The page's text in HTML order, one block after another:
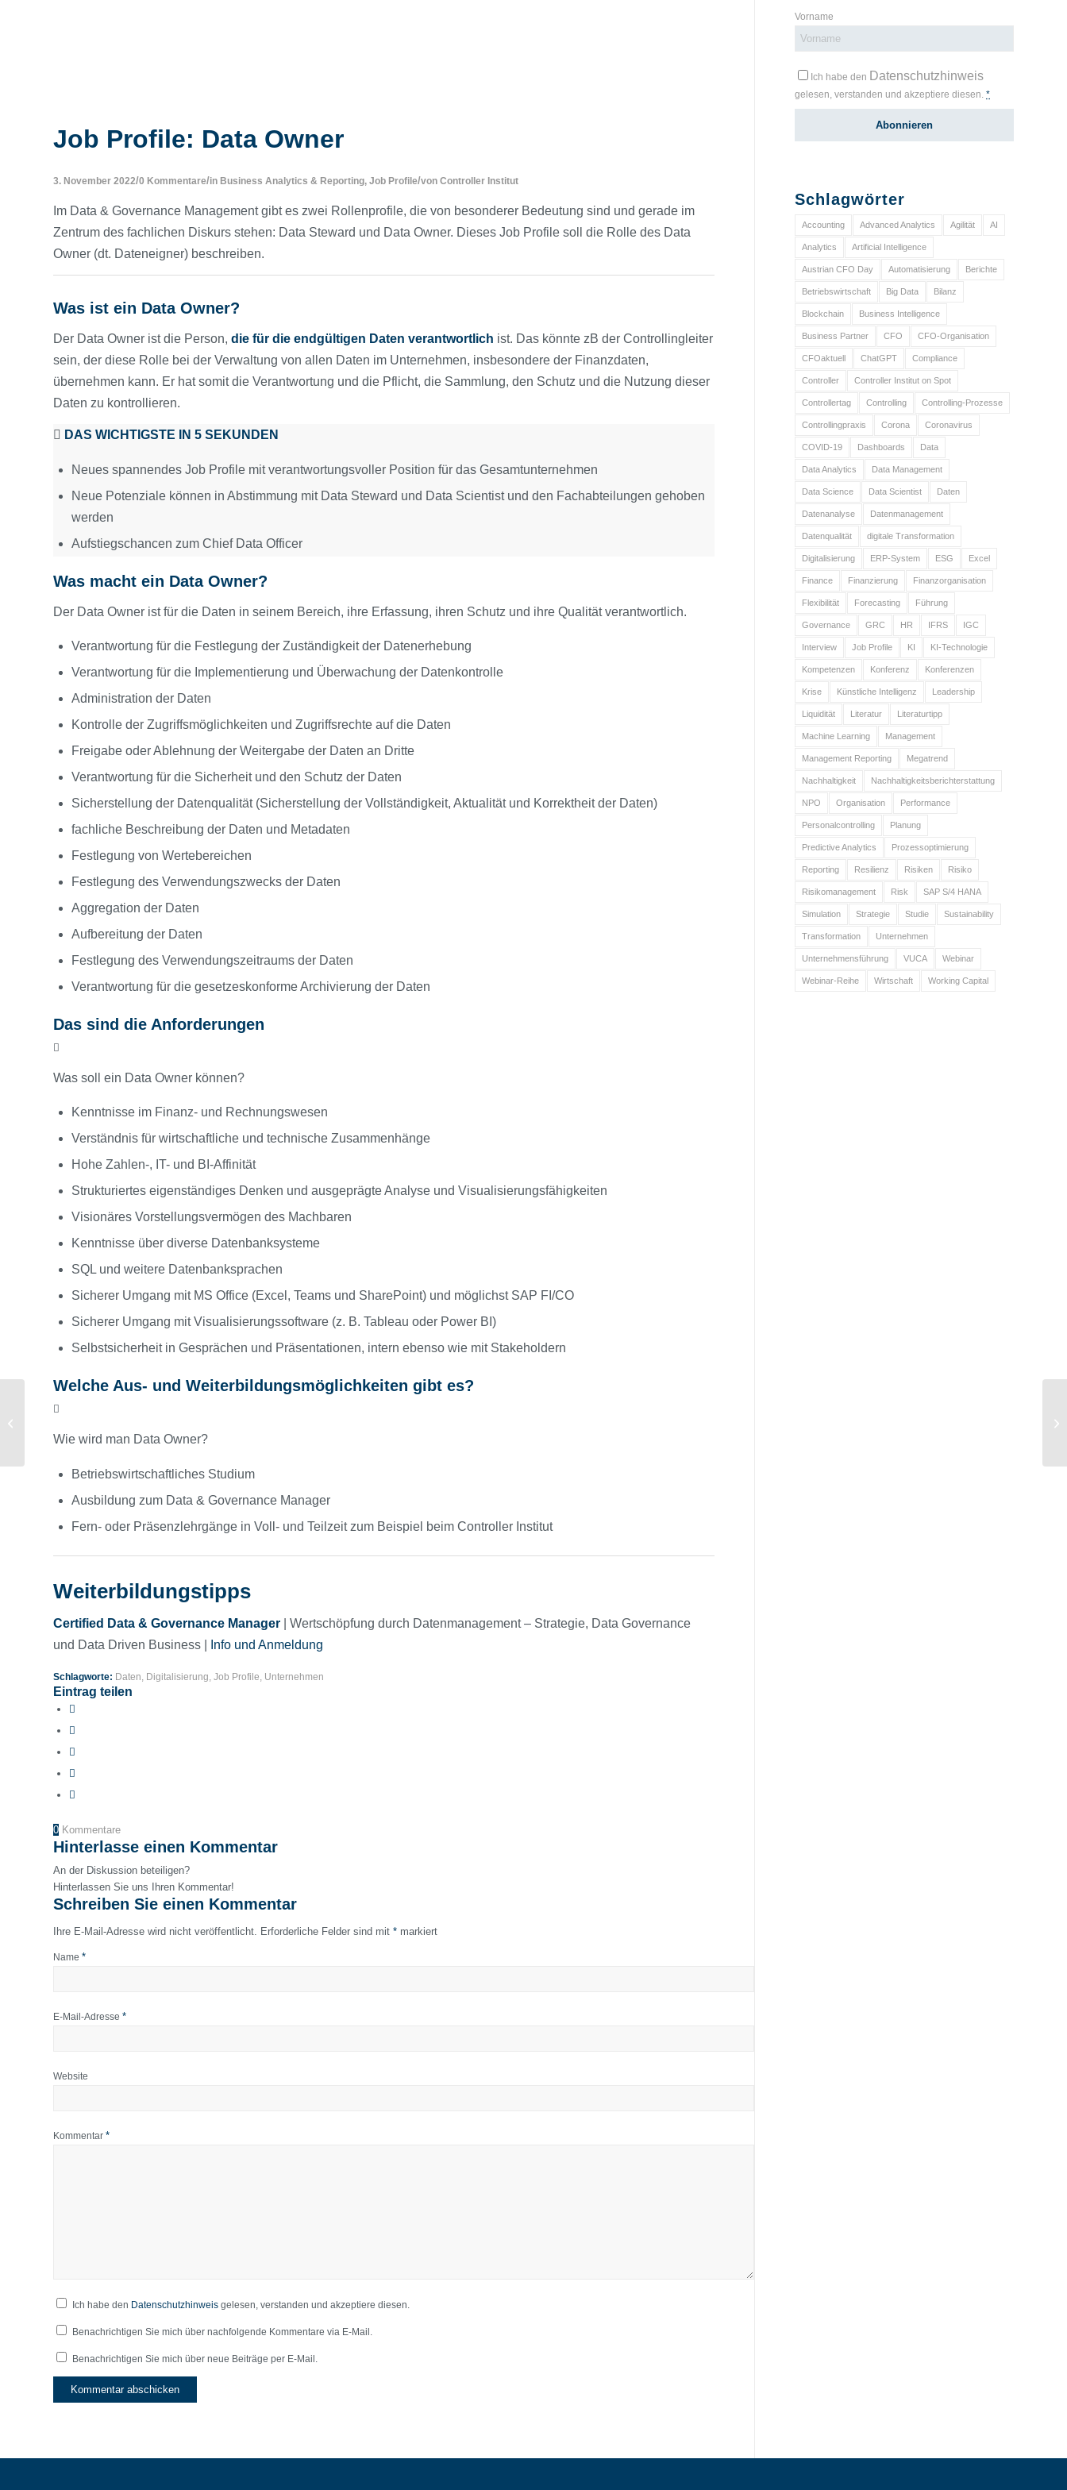
Job Profile: Data Owner
3. November 2022/0 Kommentare/in Business Analytics & Reporting, Job Profile/von Controller Institut
Im Data & Governance Management gibt es zwei Rollenprofile, die von besonderer Bedeutung sind und gerade im
Zentrum des fachlichen Diskurs stehen: Data Steward und Data Owner. Dieses Job Profile soll die Rolle des Data
Owner (dt. Dateneigner) beschreiben.
Was ist ein Data Owner?
Der Data Owner ist die Person, die für die endgültigen Daten verantwortlich ist. Das könnte zB der Controllingleiter
sein, der diese Rolle bei der Verwaltung von allen Daten im Unternehmen, insbesondere der Finanzdaten,
übernehmen kann. Er hat somit die Verantwortung und die Pflicht, die Sammlung, den Schutz und die Nutzung dieser
Daten zu kontrollieren.
DAS WICHTIGSTE IN 5 SEKUNDEN
Neues spannendes Job Profile mit verantwortungsvoller Position für das Gesamtunternehmen
Neue Potenziale können in Abstimmung mit Data Steward und Data Scientist und den Fachabteilungen gehoben
werden
Aufstiegschancen zum Chief Data Officer
Was macht ein Data Owner?
Der Data Owner ist für die Daten in seinem Bereich, ihre Erfassung, ihren Schutz und ihre Qualität verantwortlich.
Verantwortung für die Festlegung der Zuständigkeit der Datenerhebung
Verantwortung für die Implementierung und Überwachung der Datenkontrolle
Administration der Daten
Kontrolle der Zugriffsmöglichkeiten und Zugriffsrechte auf die Daten
Freigabe oder Ablehnung der Weitergabe der Daten an Dritte
Verantwortung für die Sicherheit und den Schutz der Daten
Sicherstellung der Datenqualität (Sicherstellung der Vollständigkeit, Aktualität und Korrektheit der Daten)
fachliche Beschreibung der Daten und Metadaten
Festlegung von Wertebereichen
Festlegung des Verwendungszwecks der Daten
Aggregation der Daten
Aufbereitung der Daten
Festlegung des Verwendungszeitraums der Daten
Verantwortung für die gesetzeskonforme Archivierung der Daten
Das sind die Anforderungen
Was soll ein Data Owner können?
Kenntnisse im Finanz- und Rechnungswesen
Verständnis für wirtschaftliche und technische Zusammenhänge
Hohe Zahlen-, IT- und BI-Affinität
Strukturiertes eigenständiges Denken und ausgeprägte Analyse und Visualisierungsfähigkeiten
Visionäres Vorstellungsvermögen des Machbaren
Kenntnisse über diverse Datenbanksysteme
SQL und weitere Datenbanksprachen
Sicherer Umgang mit MS Office (Excel, Teams und SharePoint) und möglichst SAP FI/CO
Sicherer Umgang mit Visualisierungssoftware (z. B. Tableau oder Power BI)
Selbstsicherheit in Gesprächen und Präsentationen, intern ebenso wie mit Stakeholdern
Welche Aus- und Weiterbildungsmöglichkeiten gibt es?
Wie wird man Data Owner?
Betriebswirtschaftliches Studium
Ausbildung zum Data & Governance Manager
Fern- oder Präsenzlehrgänge in Voll- und Teilzeit zum Beispiel beim Controller Institut
Weiterbildungstipps
Certified Data & Governance Manager | Wertschöpfung durch Datenmanagement – Strategie, Data Governance
und Data Driven Business |
Info und Anmeldung
Schlagworte: Daten Digitalisierung Job Profile Unternehmen
Eintrag teilen
0 Kommentare
Hinterlasse einen Kommentar
An der Diskussion beteiligen?
Hinterlassen Sie uns Ihren Kommentar!
Schreiben Sie einen Kommentar
Ihre E-Mail-Adresse wird nicht veröffentlicht. Erforderliche Felder sind mit * markiert
Name *
E-Mail-Adresse *
Website
Kommentar *
Ich habe den Datenschutzhinweis gelesen, verstanden und akzeptiere diesen.
Benachrichtigen Sie mich über nachfolgende Kommentare via E-Mail.
Benachrichtigen Sie mich über neue Beiträge per E-Mail.
Vorname
Ich habe den Datenschutzhinweis
gelesen, verstanden und akzeptiere diesen.*
Schlagwörter
Accounting Advanced Analytics Agilität AI
Analytics Artificial Intelligence
Austrian CFO Day Automatisierung Berichte
Betriebswirtschaft Big Data Bilanz
Blockchain Business Intelligence
Business Partner CFO CFO-Organisation
CFOaktuell ChatGPT Compliance
Controller Controller Institut on Spot
Controllertag Controlling Controlling-Prozesse
Controllingpraxis Corona Coronavirus
COVID-19 Dashboards Data
Data Analytics Data Management
Data Science Data Scientist Daten
Datenanalyse Datenmanagement
Datenqualität digitale Transformation
Digitalisierung ERP-System ESG Excel
Finance Finanzierung Finanzorganisation
Flexibilität Forecasting Führung
Governance GRC HR IFRS IGC
Interview Job Profile KI KI-Technologie
Kompetenzen Konferenz Konferenzen
Krise Künstliche Intelligenz Leadership
Liquidität Literatur Literaturtipp
Machine Learning Management
Management Reporting Megatrend
Nachhaltigkeit Nachhaltigkeitsberichterstattung
NPO Organisation Performance
Personalcontrolling Planung
Predictive Analytics Prozessoptimierung
Reporting Resilienz Risiken Risiko
Risikomanagement Risk SAP S/4 HANA
Simulation Strategie Studie Sustainability
Transformation Unternehmen
Unternehmensführung VUCA Webinar
Webinar-Reihe Wirtschaft Working Capital
Kongress: Welche
Bedeutung hat soziale